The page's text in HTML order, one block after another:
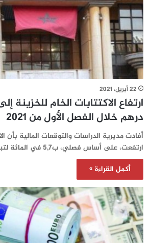
22 أبريل، 2021
درهم خلال الفصل الأول من 2021
أفادت مديرية الدراسات والتوقعات المالية بأن
ارتفعت، على أساس فصلي، ب5,7 في المائة لتبلغ 39,3 مليار درهم…
أكمل القراءة »